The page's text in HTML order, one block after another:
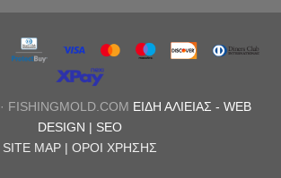
FISHINGMOLD.COM ΕΙΔΗ ΑΛΙΕΙΑΣ - WEB
DESIGN | SEO
SITE MAP | ΟΡΟΙ ΧΡΗΣΗΣ